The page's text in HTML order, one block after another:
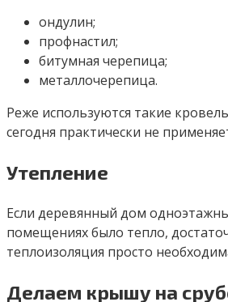
ондулин;
профнастил;
битумная черепица;
металлочерепица.
Реже используются такие
сегодня практически не
Утепление
Если деревянный дом
помещениях было тепло,
теплоизоляция просто
Делаем крышу на